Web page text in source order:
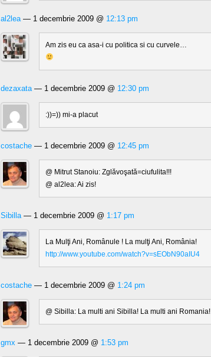
al2lea— 1 decembrie 2009 @ 12:13 pm
Am zis eu ca asa-i cu politica si cu curvele…
dezaxata— 1 decembrie 2009 @ 12:30 pm
:))=)) mi-a placut
costache — 1 decembrie 2009 @ 12:45 pm
@ Mitrut Stanoiu: Zglăvoşată=ciufulita!!!
@ al2lea: Ai zis!
Sibilla— 1 decembrie 2009 @ 1:17 pm
La Mulţi Ani, Românule ! La mulţi Ani, România!
http://www.youtube.com/watch?v=sEObN90aIU4
costache — 1 decembrie 2009 @ 1:24 pm
@ Sibilla: La multi ani Sibilla! La multi ani Romania!
gmx — 1 decembrie 2009 @ 1:53 pm